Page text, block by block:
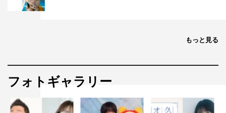
もっと見る
フォトギャラリー